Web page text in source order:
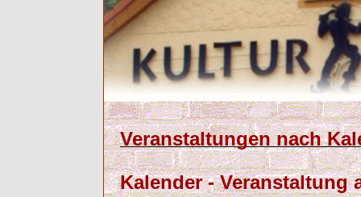
Veranstaltungen nach
Kalender - Veranstaltung